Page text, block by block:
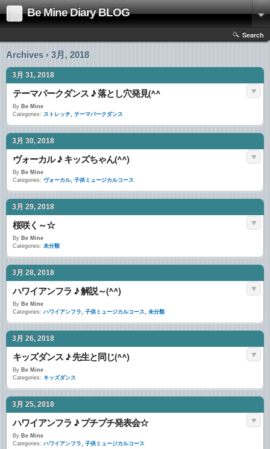
Be Mine Diary BLOG
Search
Archives › 3月, 2018
3月 31, 2018
テーマパークダンス ♪ 落とし穴発見(^^ゞ
By Be Mine
Categories: ストレッチ, テーマパークダンス
3月 30, 2018
ヴォーカル ♪ キッズちゃん(^^)
By Be Mine
Categories: ヴォーカル, 子供ミュージカルコース
3月 29, 2018
桜咲く～☆
By Be Mine
Categories: 未分類
3月 28, 2018
ハワイアンフラ ♪ 解説～(^^)
By Be Mine
Categories: ハワイアンフラ, 子供ミュージカルコース, 未分類
3月 26, 2018
キッズダンス ♪ 先生と同じ(^^)
By Be Mine
Categories: キッズダンス
3月 25, 2018
ハワイアンフラ ♪ プチプチ発表会☆
By Be Mine
Categories: ハワイアンフラ, 子供ミュージカルコース